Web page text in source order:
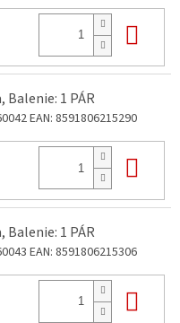
Balenie: 1 PÁR
EAN: 8591806215290
Balenie: 1 PÁR
EAN: 8591806215306